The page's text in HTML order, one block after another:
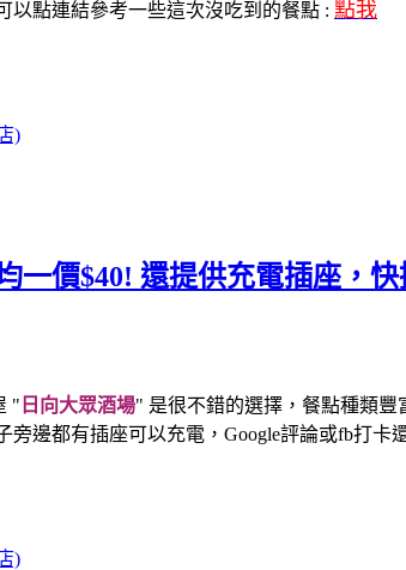
以點連結參考一些這次沒吃到的餐點 : 點我
)
一價$40! 還提供充電插座，
" 日向大眾酒場" 是很不錯的選擇，餐點種類豐
旁邊都有插座可以充電，Google評論或fb打卡
)